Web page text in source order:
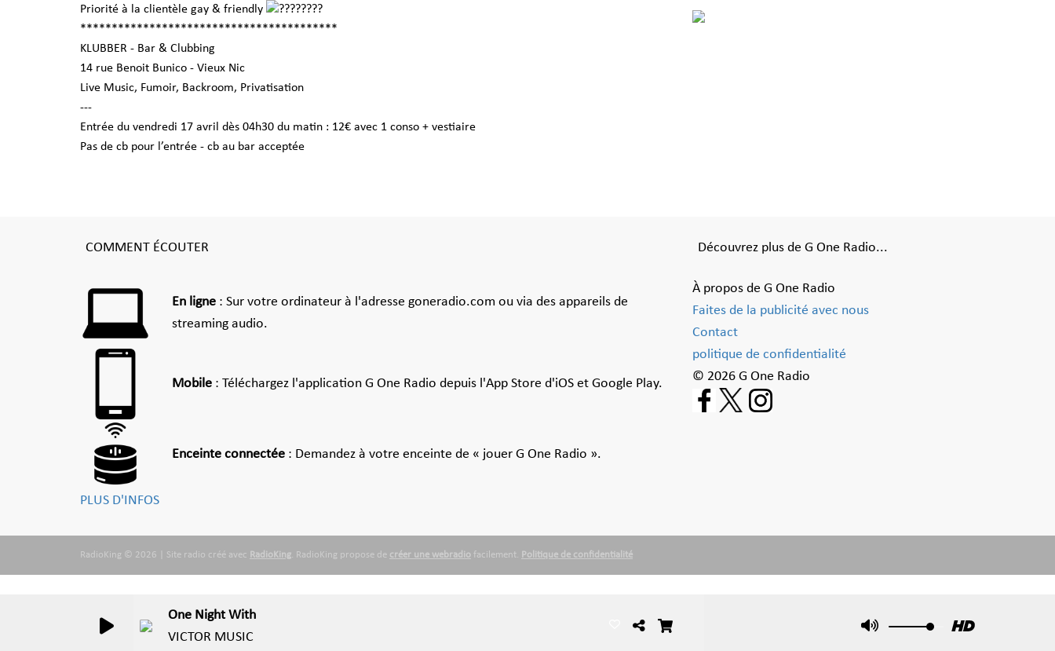
One Night With
VICTOR MUSIC
Priorité à la clientèle gay & friendly
*****************************************
KLUBBER - Bar & Clubbing
14 rue Benoit Bunico - Vieux Nic
Live Music, Fumoir, Backroom, Privatisation
---
Entrée du vendredi 17 avril dès 04h30 du matin : 12€ avec 1 conso + vestiaire
Pas de cb pour l’entrée - cb au bar acceptée
COMMENT ÉCOUTER
En ligne : Sur votre ordinateur à l'adresse goneradio.com ou via des appareils de
streaming audio.
Mobile : Téléchargez l'application G One Radio depuis l'App Store d'iOS et Google Play.
Enceinte connectée : Demandez à votre enceinte de « jouer G One Radio ».
PLUS D'INFOS
Découvrez plus de G One Radio...
À propos de G One Radio
Faites de la publicité avec nous
Contact
politique de confidentialité
© 2026 G One Radio
RadioKing © 2026 | Site radio créé avec RadioKing. RadioKing propose de créer une webradio facilement. Politique de confidentialité